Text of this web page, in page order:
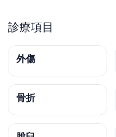
診療項目
外傷
骨折